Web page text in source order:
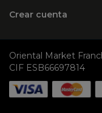
Crear cuenta
Oriental Market
CIF ESB66697814